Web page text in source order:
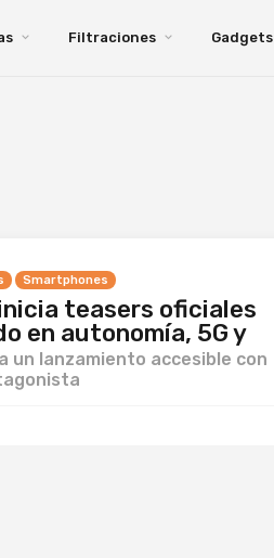
Filtraciones Gadgets
Smartphones
inicia teasers oficiales
en autonomía, 5G y
un lanzamiento accesible con